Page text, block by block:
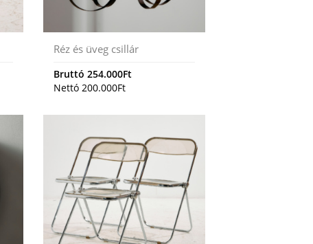
Réz és üveg csillár
Bruttó254.000Ft
Nettó200.000Ft